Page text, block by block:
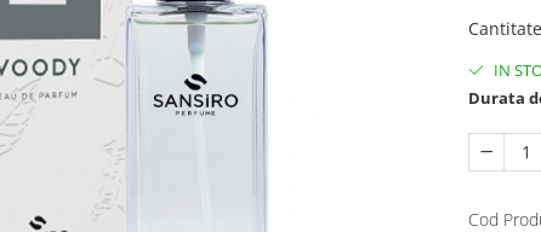
Cantitate
IN
Durata
Cod